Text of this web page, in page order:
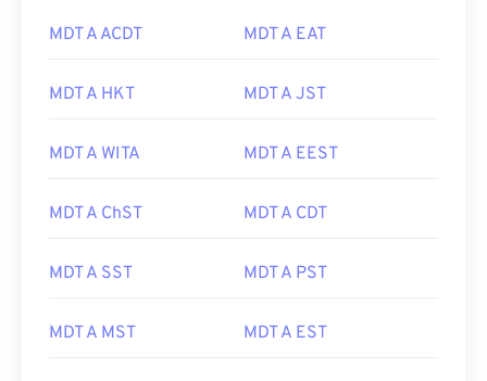
MDT A ACDT MDT A EAT
MDT A HKT MDT A JST
MDT A WITA MDT A EEST
MDT A ChST MDT A CDT
MDT A SST MDT A PST
MDT A MST MDT A EST